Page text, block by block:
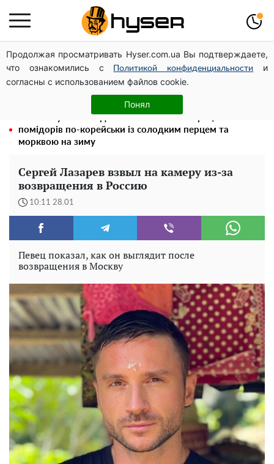
Продолжая просматривать Hyser.com.ua Вы подтверждаете,
что ознакомились с
Политикой конфиденциальности
и
согласны с использованием файлов cookie.
Понял
Гола Олена Тополя у цікавих позах змусила відвисати
щелепи: злив відео – було лише початком
Тому й виглядає так молодо: 5 простих та улюблених
страв Алли Пугачової, про які ви достеменно не знали
помідорів по-корейськи із солодким перцем та
морквою на зиму
Сергей Лазарев взвыл на камеру из-за
возвращения в Россию
10:11 28.01
Певец показал, как он выглядит после
возвращения в Москву